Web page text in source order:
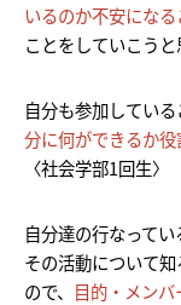
いるのか不安にな
ことをしていこう
自分も参加している
分に何ができるか
〈社会学部1回生〉
自分達の行なって
その活動について
ので、 目的・メン